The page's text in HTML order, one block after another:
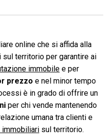
online che si affida alla
territorio per garantire ai
immobile e per
prezzo e nel minor tempo
è in grado di offrire un
per chi vende mantenendo
umana tra clienti e
immobiliari sul territorio.